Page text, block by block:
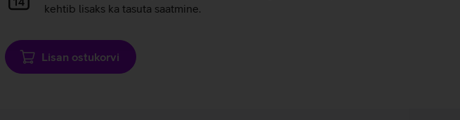
laadiminekehtib lisaks ka tasuta saatmine.
Lisan ostukorvi